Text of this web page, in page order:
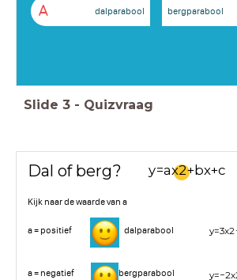
A dalparabool bergparabool
Slide 3 - Quizvraag
Dal of berg?
Kijk naar de waarde van a
a = positief dalparabool
a = negatief bergparabool
y=ax2+bx+c
y=3x2
y=−2x